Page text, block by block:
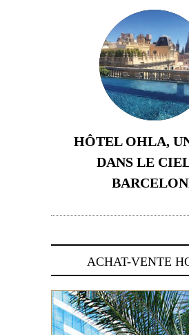
HÔTEL OHLA,
DANS LE
ACHAT-VENTE